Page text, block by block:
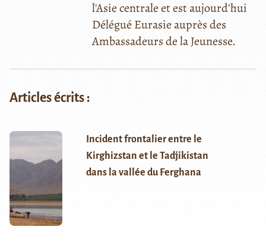
l'Asie centrale et est aujourd'hui
Délégué Eurasie auprès des
Ambassadeurs de la Jeunesse.
Articles écrits :
Incident frontalier entre le
Kirghizstan et le Tadjikistan
dans la vallée du Ferghana